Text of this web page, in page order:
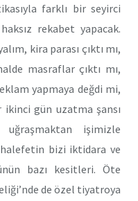
farklı bir seyirci
rekabet yapacak.
kira parası çıktı mı,
masraflar çıktı mı,
yapmaya değdi mi,
gün uzatma şansı
işimizle
bizi iktidara ve
bazı kesitleri. Öte
de özel tiyatroya